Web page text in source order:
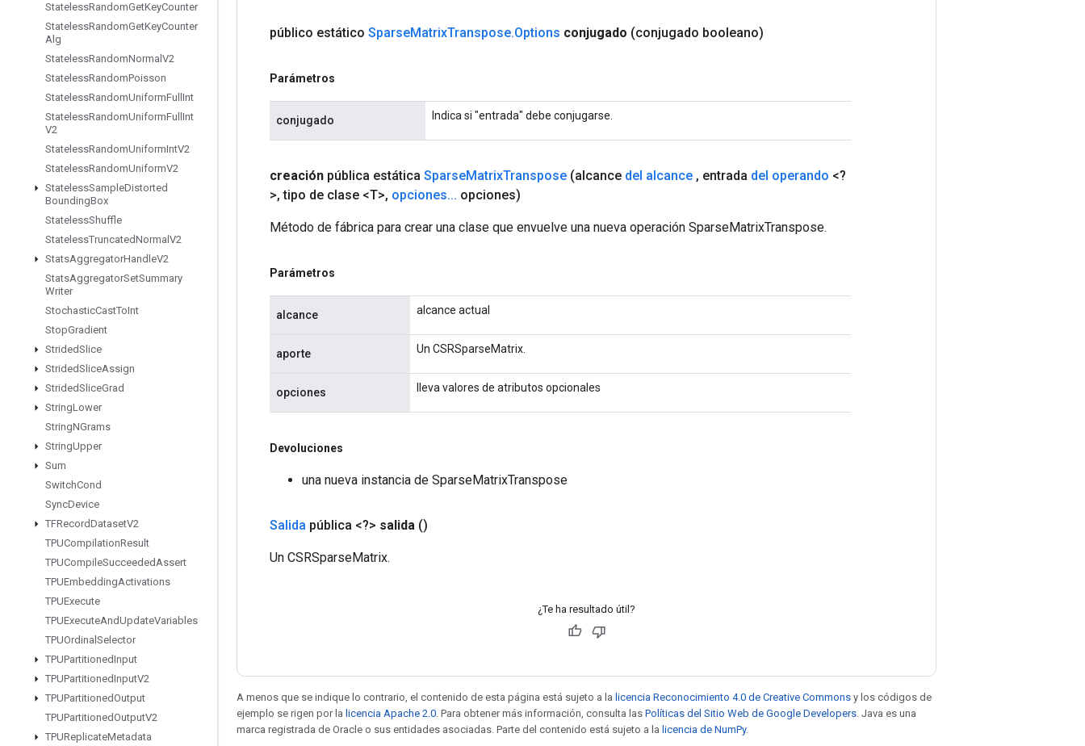
StatelessRandomGetKeyCounter
StatelessRandomGetKeyCounter
Alg
StatelessRandomNormal V2
StatelessRandomPoisson
StatelessRandomUniformFull Int
StatelessRandomUniformFull Int
V2
StatelessRandomUniformIntV2
StatelessRandomUniformV2
StatelessSampleDistorted
BoundingBox
StatelessShuffle
StatelessTruncatedNormal V2
StatsAggregatorHandleV2
StatsAggregatorSetSummary
Writer
StochasticCastToInt
StopGradient
StridedSlice
StridedSliceAssign
StridedSliceGrad
StringLower
StringNGrams
StringUpper
Sum
SwitchCond
SyncDevice
TFRecordDatasetV2
TPUCompilationResult
TPUCompileSucceededAssert
TPUEmbeddingActivations
TPUExecute
TPUExecuteAndUpdateVariables
TPUOrdinal Selector
TPUPartitionedInput
TPUPartitionedInputV2
TPUPartitionedOutput
TPUPartitionedOutputV2
TPUReplicateMetadata
público estático SparseMatrixTranspose.Options conjugado (conjugado booleano)
Parámetros
conjugado Indica si "entrada" debe conjugarse.
creación pública estática SparseMatrixTranspose (alcance del alcance , entrada del operando <?
>, tipo de clase <T>, opciones... opciones)
Método de fábrica para crear una clase que envuelve una nueva operación SparseMatrixTranspose.
Parámetros
alcance alcance actual
aporte Un CSRSparseMatrix.
opciones lleva valores de atributos opcionales
Devoluciones
una nueva instancia de SparseMatrixTranspose
Salida pública <?> salida ()
Un CSRSparseMatrix.
¿Te ha resultado útil?
A menos que se indique lo contrario, el contenido de esta página está sujeto a la licencia Reconocimiento 4.0 de Creative Commons y los códigos de
ejemplo se rigen por la licencia Apache 2.0 . Para obtener más información, consulta las Políticas del Sitio Web de Google Developers . Java es una
marca registrada de Oracle o sus entidades asociadas. Parte del contenido está sujeto a la licencia de NumPy.